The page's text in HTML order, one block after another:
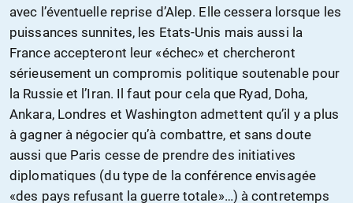
avec l’éventuelle reprise d’Alep. Elle cessera lorsque les
puissances sunnites, les Etats-Unis mais aussi la
France accepteront leur «échec» et chercheront
sérieusement un compromis politique soutenable pour
la Russie et l’Iran. Il faut pour cela que Ryad, Doha,
Ankara, Londres et Washington admettent qu’il y a plus
à gagner à négocier qu’à combattre, et sans doute
aussi que Paris cesse de prendre des initiatives
diplomatiques (du type de la conférence envisagée
«des pays refusant la guerre totale»…) à contretemps